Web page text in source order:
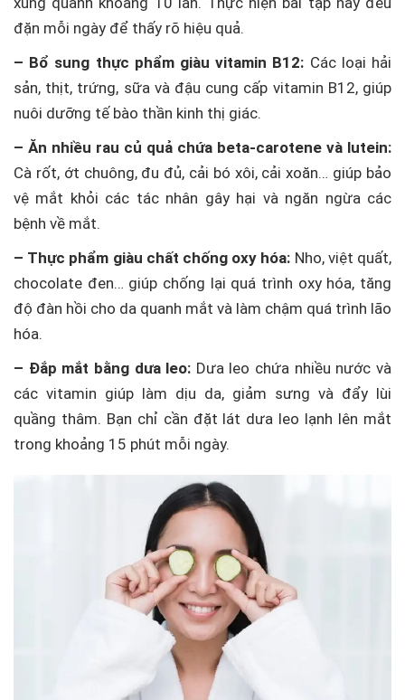
đặn mỗi ngày để thấy rõ hiệu quả.
– Bổ sung thực phẩm giàu vitamin B12: Các loại hải
sản, thịt, trứng, sữa và đậu cung cấp vitamin B12, giúp
nuôi dưỡng tế bào thần kinh thị giác.
– Ăn nhiều rau củ quả chứa beta-carotene và lutein:
Cà rốt, ớt chuông, đu đủ, cải bó xôi, cải xoăn… giúp bảo
vệ mắt khỏi các tác nhân gây hại và ngăn ngừa các
bệnh về mắt.
– Thực phẩm giàu chất chống oxy hóa: Nho, việt quất,
chocolate đen… giúp chống lại quá trình oxy hóa, tăng
độ đàn hồi cho da quanh mắt và làm chậm quá trình lão
hóa.
– Đắp mắt bằng dưa leo: Dưa leo chứa nhiều nước và
các vitamin giúp làm dịu da, giảm sưng và đẩy lùi
quầng thâm. Bạn chỉ cần đặt lát dưa leo lạnh lên mắt
trong khoảng 15 phút mỗi ngày.